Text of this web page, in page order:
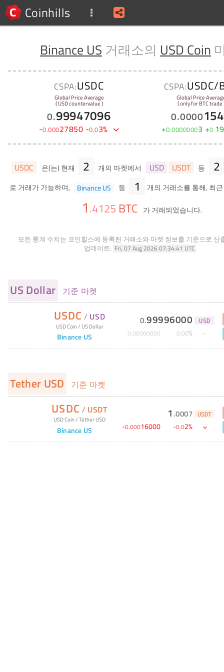
Coinhills
Binance US 거래소의 USD Coin
CSPA:USDC
Global Price Average
( USD countervalue )
0.99947096
-0.00027850 -0.03%
CSPA:USDC/
Global Price
( only for BTC trade
0.0000
+0.00000003 +0.19
USDC 은(는) 현재 2 개의 마켓에서 USD USDT 등 2
로 거래가 가능하며, Binance US 등 1 개의 거래소를 통해, 최
1.4125 BTC 가 거래되었습니다.
모든 통계 수치는 코인힐스에 등록된 거래소와 마켓 정보를 기준으로 산
업데이트: Fri, 07 Aug 2026 07:34:41 UTC
US Dollar 기준 마켓
USDC / USD
USD Coin/ US Dollar
Binance US
0.99996000 USD
0.00000000 0.00%
Tether USD 기준 마켓
USDC / USDT
USD Coin/Tether USD
Binance US
1 .0007 USDT
-0.00016000 -0.02%